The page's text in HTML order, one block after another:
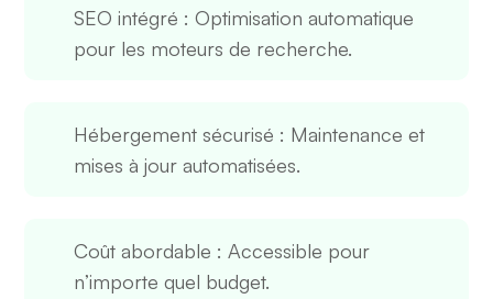
SEO intégré : Optimisation automatique
pour les moteurs de recherche.
Hébergement sécurisé : Maintenance et
mises à jour automatisées.
Coût abordable : Accessible pour
n’importe quel budget.